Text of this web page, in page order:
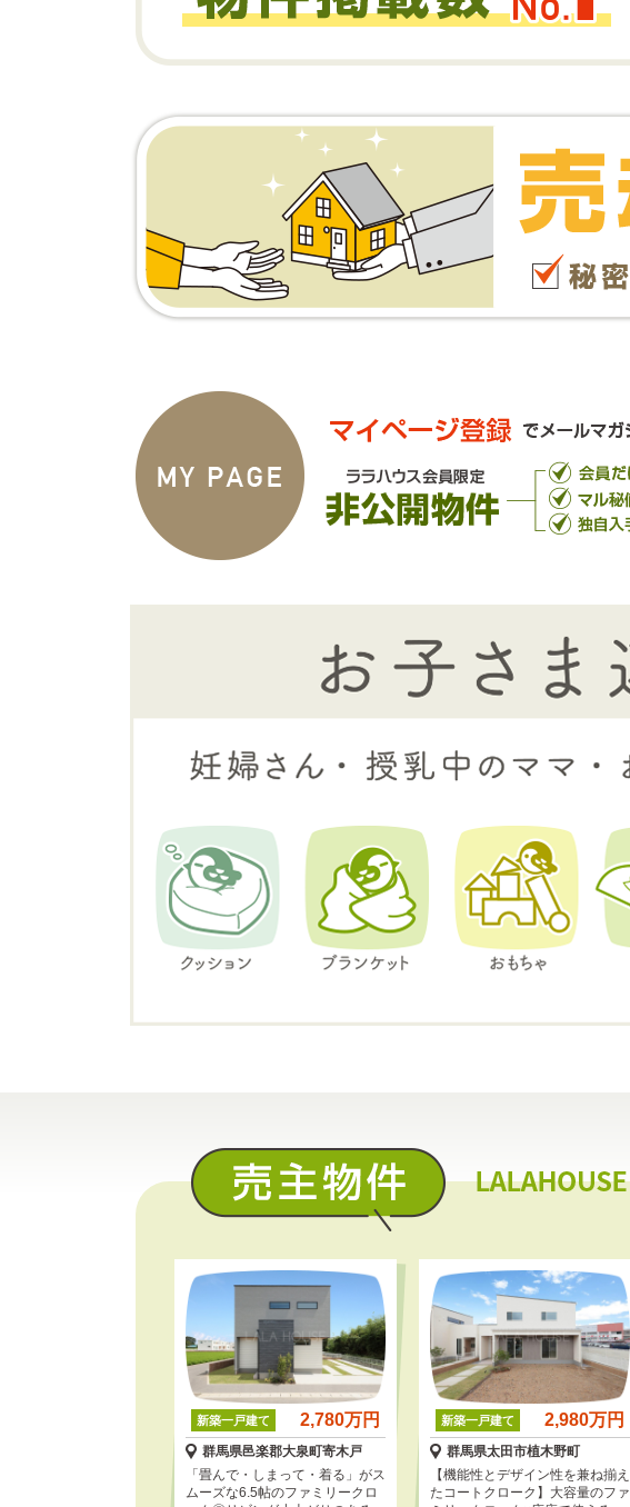
新築一戸建て 2,780万円
群馬県邑楽郡大泉町寄木戸
「畳んで・しまって・着る」がス
ムーズな6.5帖のファミリークロ
新築一戸建て 2,980万円
群馬県太田市植木野町
【機能性とデザイン性を兼ね揃え
たコートクローク】大容量のファ